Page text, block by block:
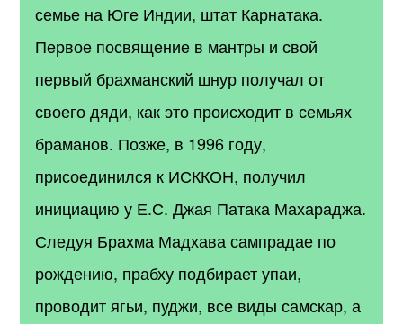
семье на Юге Индии, штат Карнатака.
Первое посвящение в мантры и свой
первый брахманский шнур получал от
своего дяди, как это происходит в семьях
браманов. Позже, в 1996 году,
присоединился к ИСККОН, получил
инициацию у Е.С. Джая Патака Махараджа.
Следуя Брахма Мадхава сампрадае по
рождению, прабху подбирает упаи,
проводит ягьи, пуджи, все виды самскар, а